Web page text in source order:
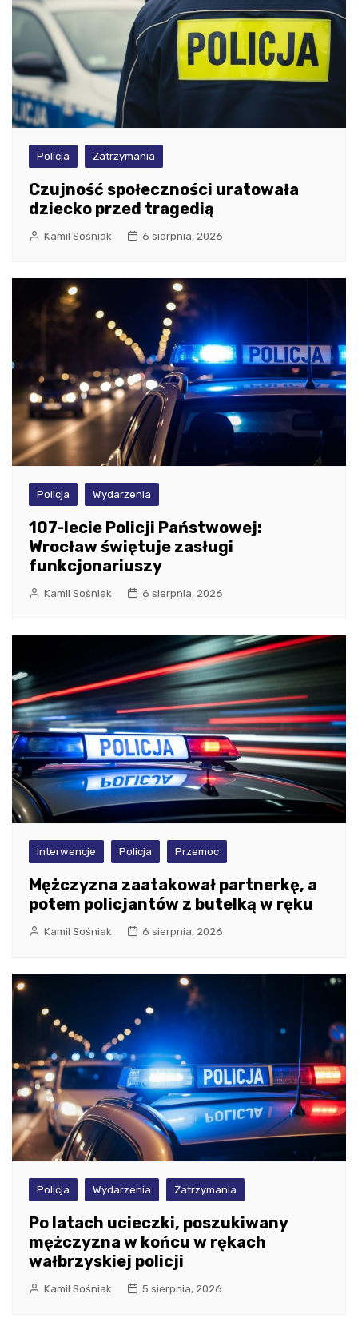
Policja Zatrzymania
Czujność społeczności uratowała
dziecko przed tragedią
Kamil Sośniak 6 sierpnia, 2026
Policja Wydarzenia
107-lecie Policji Państwowej:
Wrocław świętuje zasługi
funkcjonariuszy
Kamil Sośniak 6 sierpnia, 2026
Interwencje Policja Przemoc
Mężczyzna zaatakował partnerkę, a
potem policjantów z butelką w ręku
Kamil Sośniak 6 sierpnia, 2026
Policja Wydarzenia Zatrzymania
Po latach ucieczki, poszukiwany
mężczyzna w końcu w rękach
wałbrzyskiej policji
Kamil Sośniak 5 sierpnia, 2026